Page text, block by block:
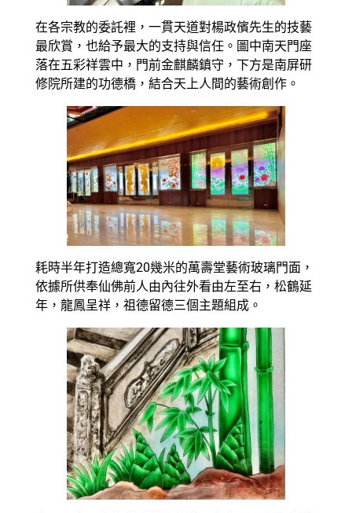
在各宗教的委託裡，一貫天道對楊政儐先生的技藝
最欣賞，也給予最大的支持與信任。圖中南天門座
落在五彩祥雲中，門前金麒麟鎮守，下方是南屏研
修院所建的功德橋，結合天上人間的藝術創作。
耗時半年打造總寬20幾米的萬壽堂藝術玻璃門面，
依據所供奉仙佛前人由內往外看由左至右，松鶴延
年，龍鳳呈祥，祖德留德三個主題組成。